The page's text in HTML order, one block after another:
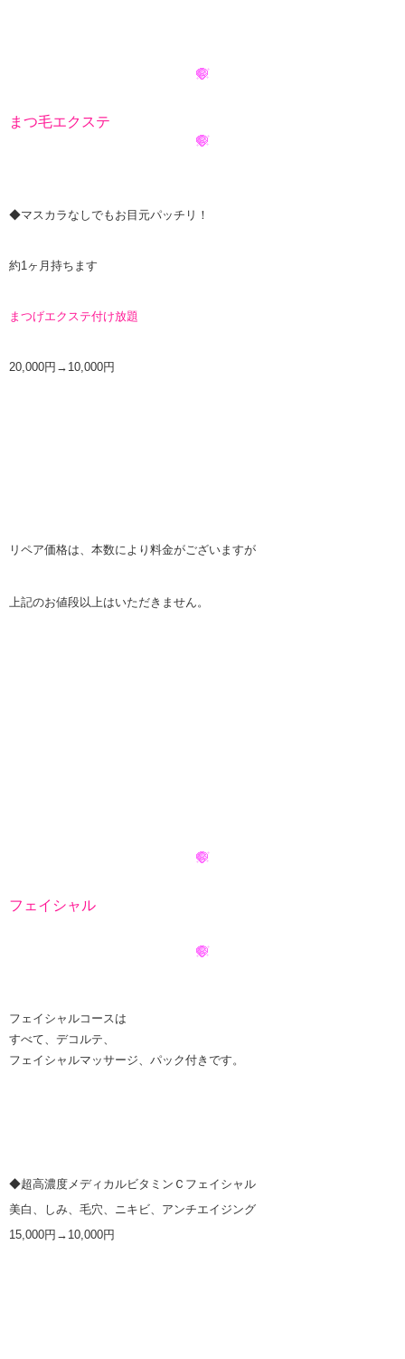
まつ毛エクステ
◆マスカラなしでも お目元パッチリ！
約1ヶ月持ちます
まつげエクステ付け放題
20,000円→10,000円
リペア価格は、本数により料金がございますが
上記のお値段以上はいただきません。
フェイシャル
フェイシャルコースは
すべて、デコルテ、
フェイシャルマッサージ、パック付きです。
◆超高濃度メディカルビタミンＣフェイシャル
美白、しみ、毛穴、ニキビ、アンチエイジング
15,000円→10,000円